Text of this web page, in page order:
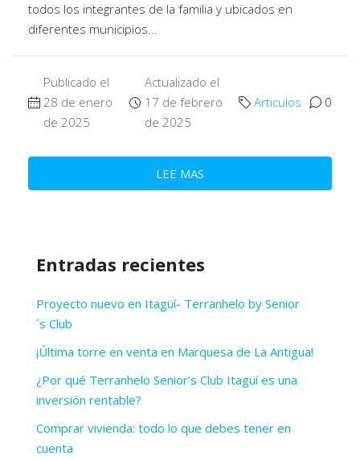
todos los integrantes de la familia y ubicados en
diferentes municipios...
Publicado el
28 de enero
de 2025
Actualizado el
17 de febrero
de 2025
Articulos 0
LEE MAS
Entradas recientes
Proyecto nuevo en Itagüí- Terranhelo by Senior
´s Club
¡Última torre en venta en Marquesa de La Antigua!
¿Por qué Terranhelo Senior’s Club Itagüí es una
inversión rentable?
Comprar vivienda: todo lo que debes tener en
cuenta